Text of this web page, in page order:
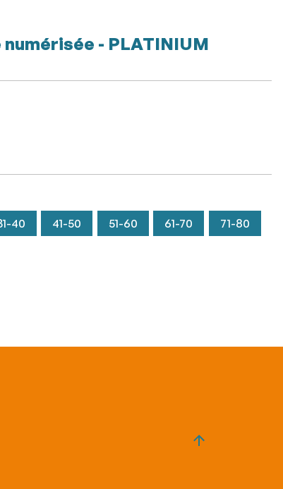
- PLATINIUM
40 41-50 51-60 61-70 71-80